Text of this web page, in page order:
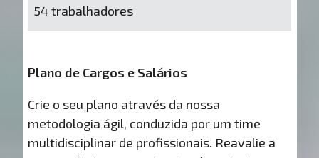
54 trabalhadores
Plano de Cargos e Salários
Crie o seu plano através da nossa
metodologia ágil, conduzida por um time
multidisciplinar de profissionais. Reavalie a